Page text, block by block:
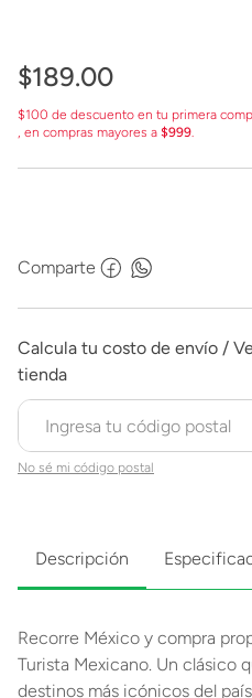
$189.00
$100 de descuento en tu primera
, en compras mayores a $999.
Comparte
No sé mi código postal
Descripción
Recorre México y compra
Turista Mexicano. Un clásico
destinos más icónicos del